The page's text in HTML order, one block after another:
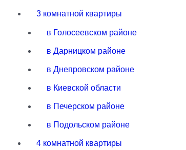
3 комнатной квартиры
в Голосеевском районе
в Дарницком районе
в Днепровском районе
в Киевской области
в Печерском районе
в Подольском районе
4 комнатной квартиры